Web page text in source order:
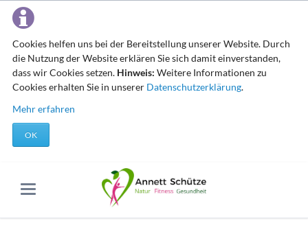
Cookies helfen uns bei der Bereitstellung unserer Website. Durch
die Nutzung der Website erklären Sie sich damit einverstanden,
dass wir Cookies setzen. Hinweis: Weitere Informationen zu
Cookies erhalten Sie in unserer Datenschutzerklärung.
Mehr erfahren
OK